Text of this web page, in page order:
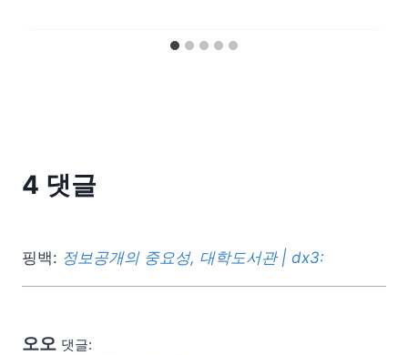
4 댓글
핑백: 정보공개의 중요성, 대학도서관 | dx3:
오오 댓글: